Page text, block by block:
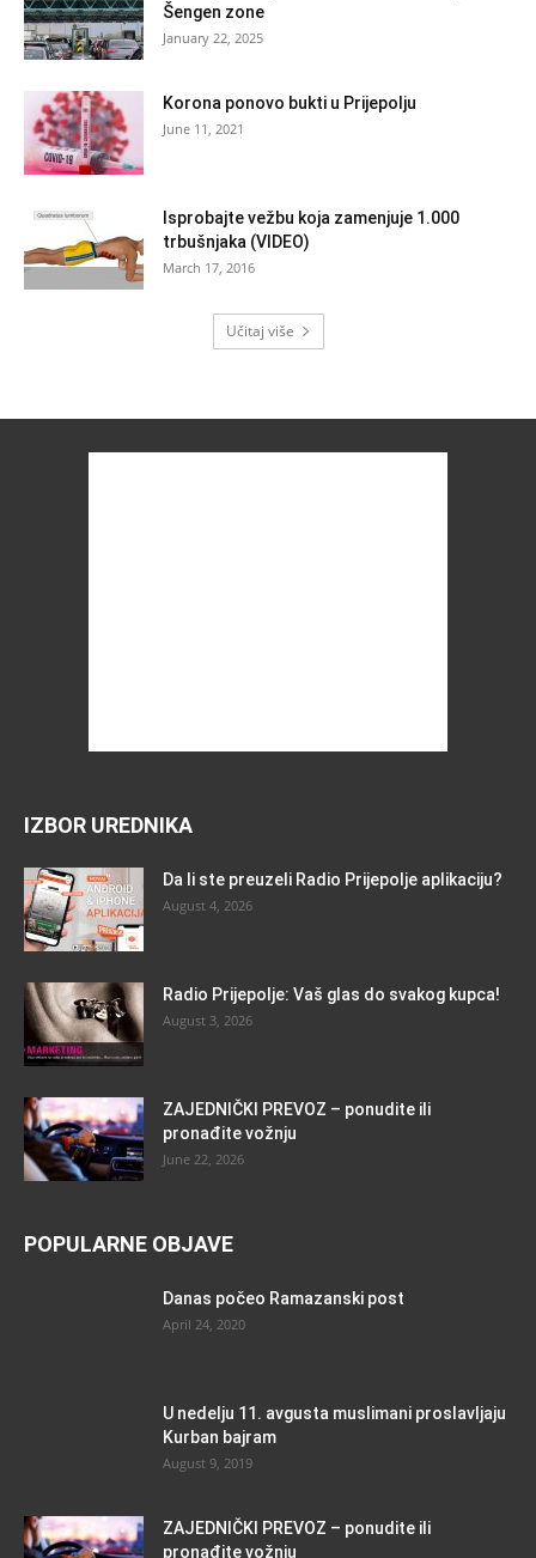
Šengen zone
January 22, 2025
Korona ponovo bukti u Prijepolju
June 11, 2021
Isprobajte vežbu koja zamenjuje 1.000
trbušnjaka (VIDEO)
March 17, 2016
Učitaj više
IZBOR UREDNIKA
Da li ste preuzeli Radio Prijepolje aplikaciju?
August 4, 2026
Radio Prijepolje: Vaš glas do svakog kupca!
August 3, 2026
ZAJEDNIČKI PREVOZ – ponudite ili
pronađite vožnju
June 22, 2026
POPULARNE OBJAVE
Danas počeo Ramazanski post
April 24, 2020
U nedelju 11. avgusta muslimani proslavljaju
Kurban bajram
August 9, 2019
ZAJEDNIČKI PREVOZ – ponudite ili
pronađite vožnju